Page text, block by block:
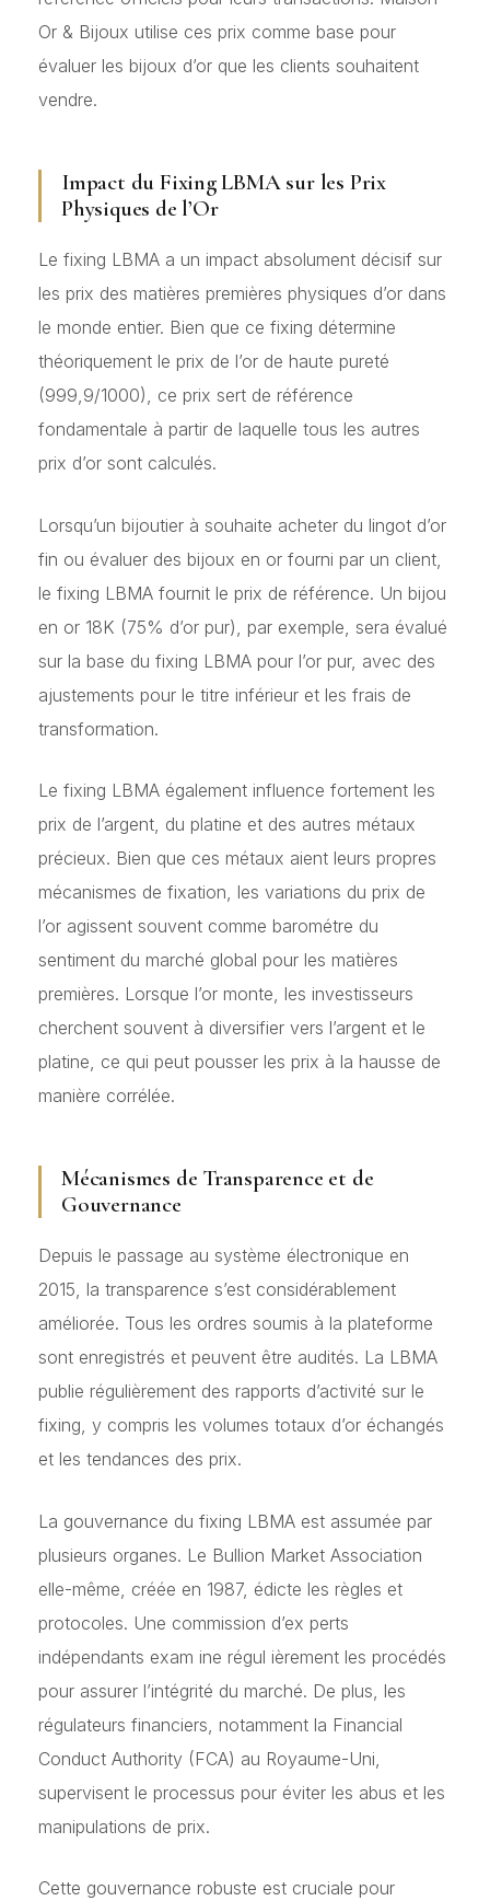
Or & Bijoux utilise ces prix comme base pour
évaluer les bijoux d’or que les clients souhaitent
vendre.
Impact du Fixing LBMA sur les Prix
Physiques de l’Or
Le fixing LBMA a un impact absolument décisif sur
les prix des matières premières physiques d’or dans
le monde entier. Bien que ce fixing détermine
théoriquement le prix de l’or de haute pureté
(999,9/1000), ce prix sert de référence
fondamentale à partir de laquelle tous les autres
prix d’or sont calculés.
Lorsqu’un bijoutier à souhaite acheter du lingot d’or
fin ou évaluer des bijoux en or fourni par un client,
le fixing LBMA fournit le prix de référence. Un bijou
en or 18K (75% d’or pur), par exemple, sera évalué
sur la base du fixing LBMA pour l’or pur, avec des
ajustements pour le titre inférieur et les frais de
transformation.
Le fixing LBMA également influence fortement les
prix de l’argent, du platine et des autres métaux
précieux. Bien que ces métaux aient leurs propres
mécanismes de fixation, les variations du prix de
l’or agissent souvent comme barométre du
sentiment du marché global pour les matières
premières. Lorsque l’or monte, les investisseurs
cherchent souvent à diversifier vers l’argent et le
platine, ce qui peut pousser les prix à la hausse de
manière corrélée.
Mécanismes de Transparence et de
Gouvernance
Depuis le passage au système électronique en
2015, la transparence s’est considérablement
améliorée. Tous les ordres soumis à la plateforme
sont enregistrés et peuvent être audités. La LBMA
publie régulièrement des rapports d’activité sur le
fixing, y compris les volumes totaux d’or échangés
et les tendances des prix.
La gouvernance du fixing LBMA est assumée par
plusieurs organes. Le Bullion Market Association
elle-même, créée en 1987, édicte les règles et
protocoles. Une commission d’ex perts
indépendants exam ine régul ièrement les procédés
pour assurer l’intégrité du marché. De plus, les
régulateurs financiers, notamment la Financial
Conduct Authority (FCA) au Royaume-Uni,
supervisent le processus pour éviter les abus et les
manipulations de prix.
Cette gouvernance robuste est cruciale pour